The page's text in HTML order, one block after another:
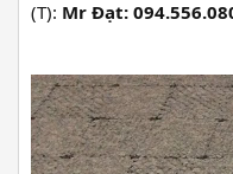
(T): Mr Đạt: